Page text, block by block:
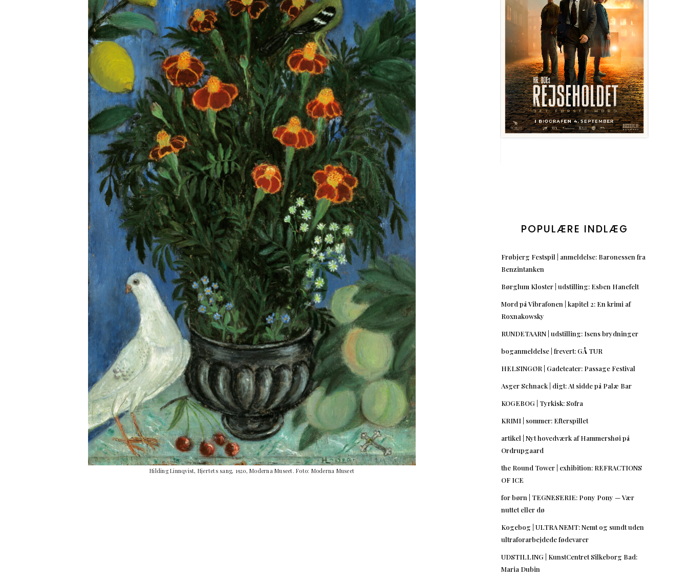
Hilding Linnqvist, Hjertets sang, 1920, Moderna Museet. Foto: Moderna Museet
POPULÆRE INDLÆG
Frøbjerg Festspil | anmeldelse: Baronessen fra
Benzintanken
Børglum Kloster | udstilling: Esben Hanefelt
Mord på Vibrafonen | kapitel 2: En krimi af
Roxnakowsky
RUNDETAARN | udstilling: Isens brydninger
boganmeldelse | frevert: GÅ TUR
HELSINGØR | Gadeteater: Passage Festival
Asger Schnack | digt: At sidde på Palæ Bar
KOGEBOG | Tyrkisk: Sofra
KRIMI | sommer: Efterspillet
artikel | Nyt hovedværk af Hammershøi på
Ordrupgaard
the Round Tower | exhibition: REFRACTIONS
OF ICE
for børn | TEGNESERIE: Pony Pony — Vær
nuttet eller dø
Kogebog | ULTRA NEMT: Nemt og sundt uden
ultraforarbejdede fødevarer
UDSTILLING | KunstCentret Silkeborg Bad:
Maria Dubin